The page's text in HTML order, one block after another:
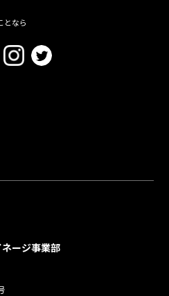
となら
ージ事業部